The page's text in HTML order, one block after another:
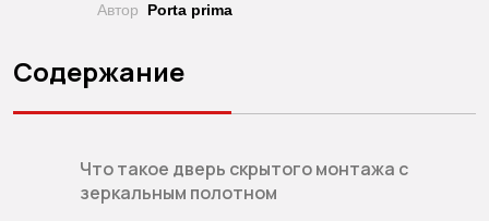
Автор
Porta prima
Содержание
Что такое дверь скрытого монтажа с
зеркальным полотном